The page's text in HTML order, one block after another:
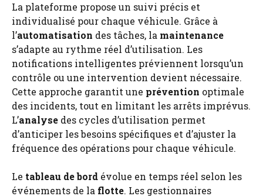
La plateforme propose un suivi précis et
individualisé pour chaque véhicule. Grâce à
l’automatisation des tâches, la maintenance
s’adapte au rythme réel d’utilisation. Les
notifications intelligentes préviennent lorsqu’un
contrôle ou une intervention devient nécessaire.
Cette approche garantit une prévention optimale
des incidents, tout en limitant les arrêts imprévus.
L’analyse des cycles d’utilisation permet
d’anticiper les besoins spécifiques et d’ajuster la
fréquence des opérations pour chaque véhicule.
Le tableau de bord évolue en temps réel selon les
événements de la flotte. Les gestionnaires